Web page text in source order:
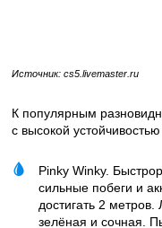
Источник: cs5.livemaster.ru
К популярным
с высокой
Pinky Winky.
сильные побеги и
достигать 2
зелёная и сочная.